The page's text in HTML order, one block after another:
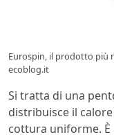
Eurospin, il prodotto più
ecoblog.it
Si tratta di una
distribuisce il
cottura uniforme.